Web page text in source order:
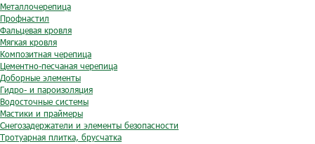
Металлочерепица
Профнастил
Фальцевая кровля
Мягкая кровля
Композитная черепица
Цементно-песчаная черепица
Доборные элементы
Гидро- и пароизоляция
Водосточные системы
Мастики и праймеры
Снегозадержатели и элементы безопасности
Тротуарная плитка, брусчатка